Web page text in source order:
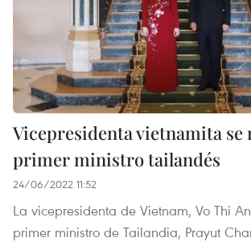
Vicepresidenta vietnamita se
primer ministro tailandés
24/06/2022 11:52
La vicepresidenta de Vietnam, Vo Thi
primer ministro de Tailandia, Prayut